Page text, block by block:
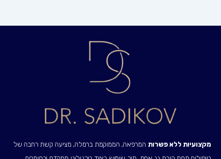
מקצועיות ללא פשרות המרפאה, הממוקמת ברמלה, מציעה קשת רחבה של